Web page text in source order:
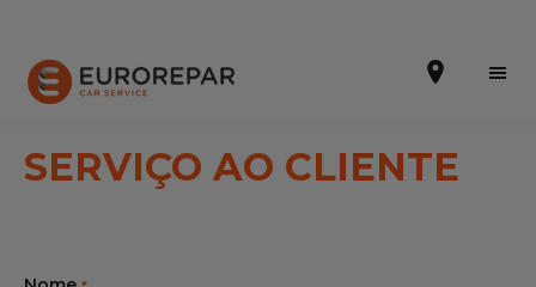
SERVIÇO AO CLIENTE